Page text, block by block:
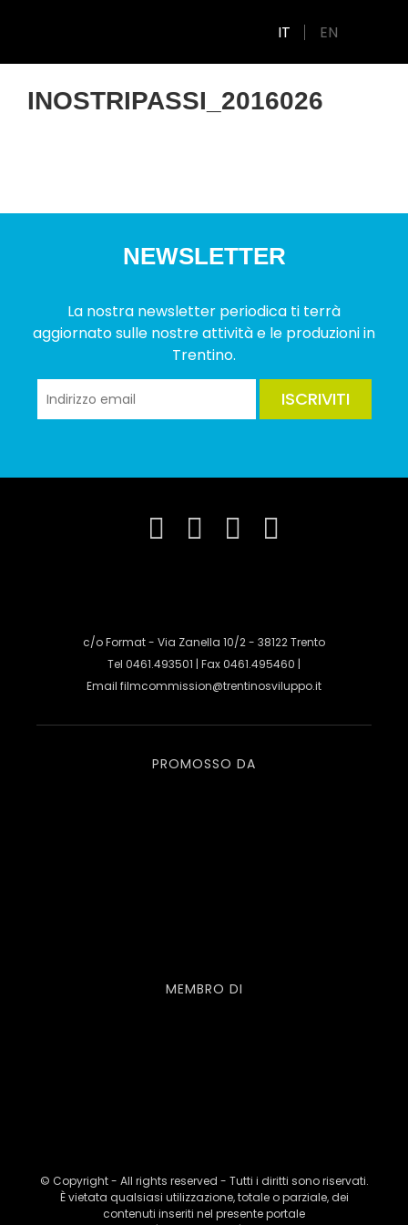
IT EN
INOSTRIPASSI_2016026
NEWSLETTER
La nostra newsletter periodica ti terrà
aggiornato sulle nostre attività e le produzioni in
Trentino.
ISCRIVITI
c/o Format - Via Zanella 10/2 - 38122 Trento
Tel 0461.493501 | Fax 0461.495460 |
Email filmcommission@trentinosviluppo.it
PROMOSSO DA
MEMBRO DI
© Copyright - All rights reserved - Tutti i diritti sono riservati.
È vietata qualsiasi utilizzazione, totale o parziale, dei
contenuti inseriti nel presente portale